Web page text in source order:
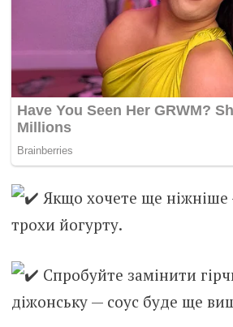
Якщо хочете ще
трохи йогурту.
Спробуйте замінити
діжонську — соус буде ще